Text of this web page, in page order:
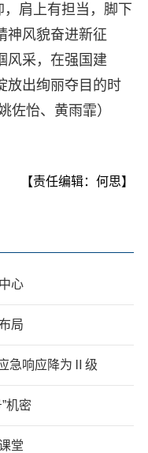
肩上有担当，脚下
神风貌奋进新征
风采，在强国建
放出绚丽夺目的时
佐怡、黄雨霏）
【责任编辑：何思】
心
局
急响应降为Ⅱ级
机密
堂